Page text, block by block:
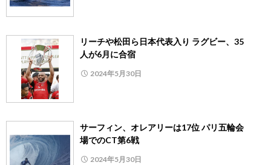
リーチや松田ら日本代表入り ラグビー、35
人が6月に合宿
2024年5月30日
サーフィン、オレアリーは17位 パリ五輪会
場でのCT第6戦
2024年5月30日